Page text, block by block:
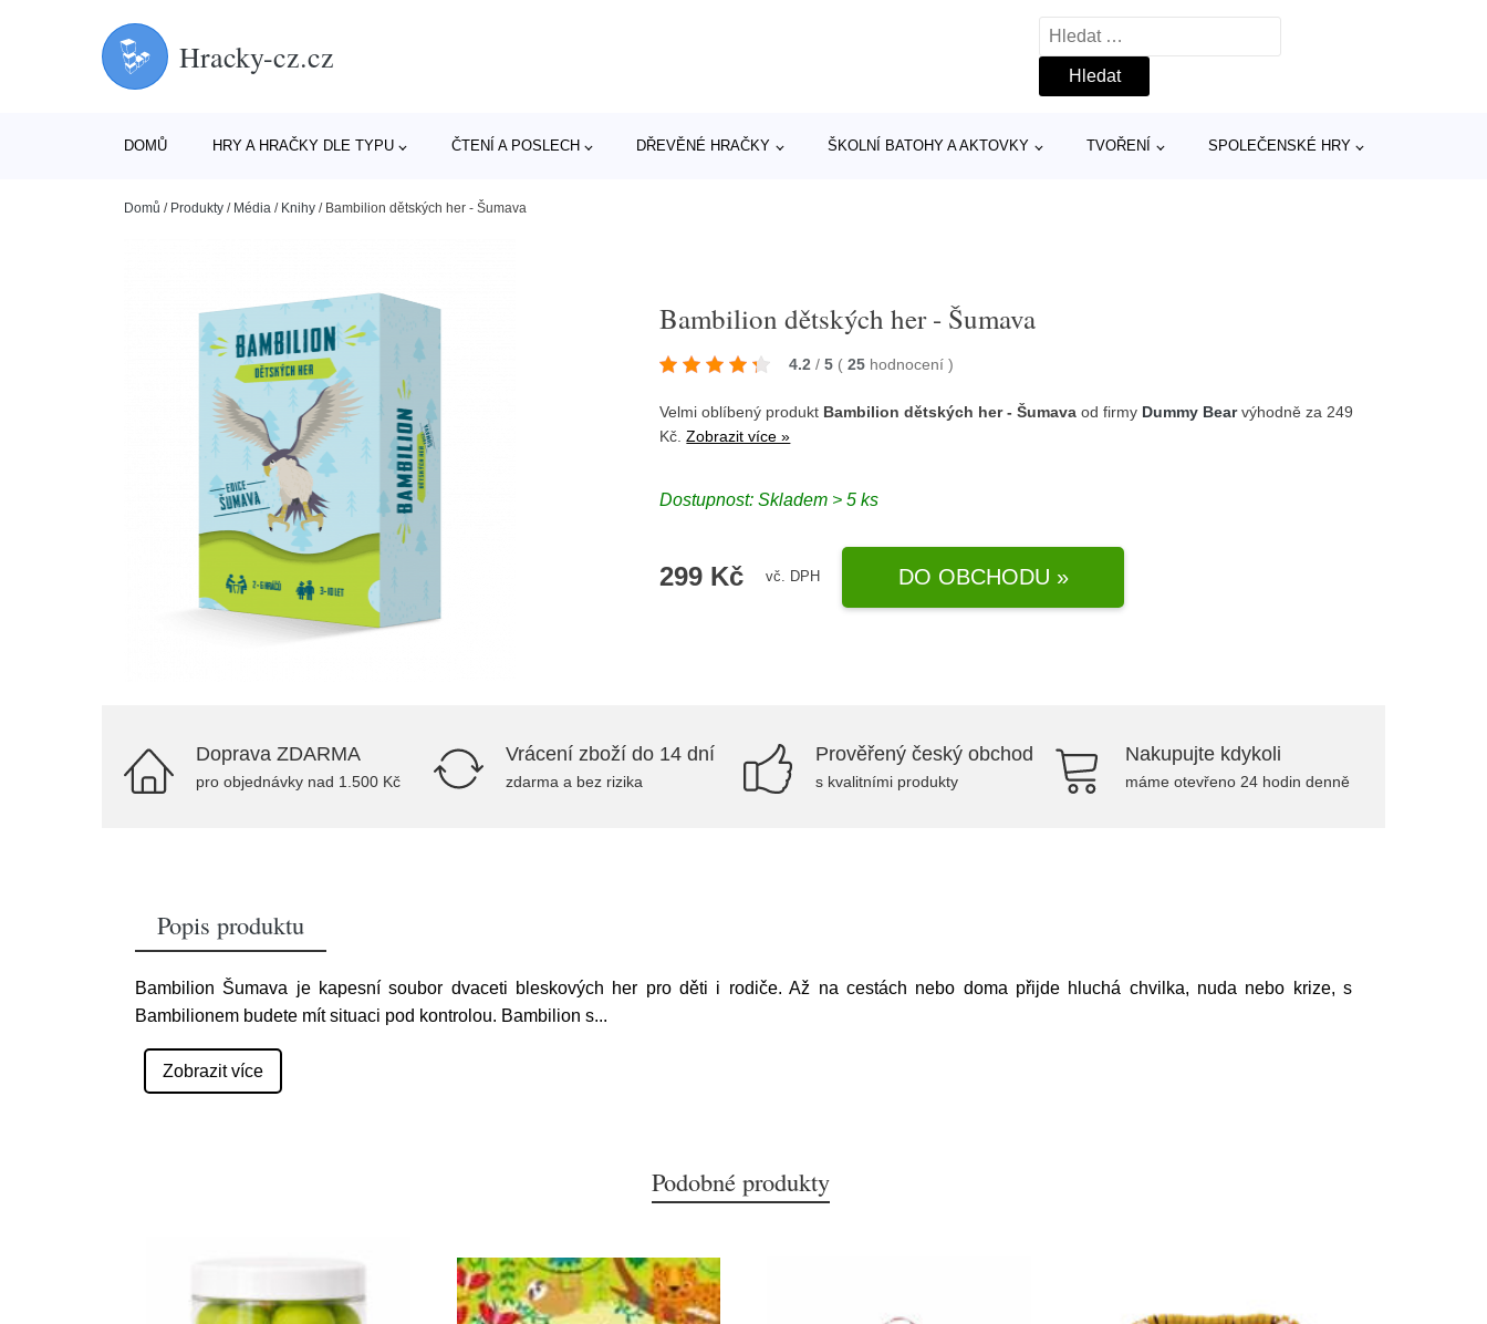
Hracky-cz.cz
Vyhledávání
DOMŮ HRY A HRAČKY DLE TYPU ČTENÍ A POSLECH DŘEVĚNÉ HRAČKY ŠKOLNÍ BATOHY A AKTOVKY TVOŘENÍ SPOLEČENSKÉ HRY
Domů / Produkty / Média / Knihy / Bambilion dětských her - Šumava
Bambilion dětských her - Šumava
4.2 / 5 ( 25 hodnocení)
Velmi oblíbený produkt Bambilion dětských her - Šumava od firmy Dummy Bearvýhodně za 249
Kč.Zobrazit více »
Dostupnost: Skladem > 5 ks
299 Kč vč. DPH DO OBCHODU »
Doprava ZDARMA
pro objednávky nad 1.500 Kč
Vrácení zboží do 14 dní
zdarma a bez rizika
Prověřený český obchod
s kvalitními produkty
Nakupujte kdykoli
máme otevřeno 24 hodin denně
Popis produktu
Bambilion Šumava je kapesní soubor dvaceti bleskových her pro děti i rodiče. Až na cestách nebo doma přijde hluchá chvilka, nuda nebo krize, s
Bambilionem budete mít situaci pod kontrolou. Bambilion s...
Zobrazit více
Podobné produkty